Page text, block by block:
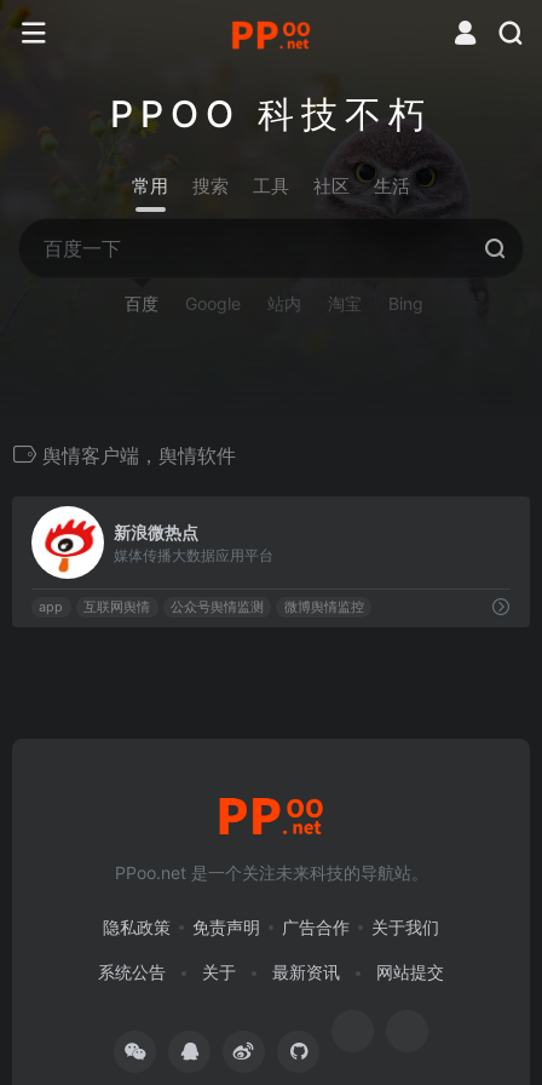
PPOO 科技不朽
常用 搜索 工具 社区 生活
百度 Google 站内 淘宝 Bing
舆情客户端，舆情软件
新浪微热点
媒体传播大数据应用平台
app 互联网舆情 公众号舆情监测 微博舆情监控
PPoo.net 是一个关注未来科技的导航站。
隐私政策 免责声明 广告合作 关于我们
系统公告 关于 最新资讯 网站提交